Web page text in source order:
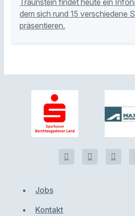
dem sich rund 15 verschiedene
präsentieren.
Jobs
Kontakt